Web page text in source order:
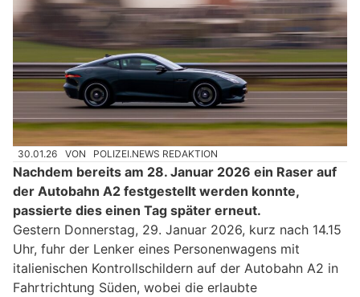
30.01.26 VON POLIZEI.NEWS REDAKTION
Nachdem bereits am 28. Januar 2026 ein Raser auf
der Autobahn A2 festgestellt werden konnte,
passierte dies einen Tag später erneut.
Gestern Donnerstag, 29. Januar 2026, kurz nach 14.15
Uhr, fuhr der Lenker eines Personenwagens mit
italienischen Kontrollschildern auf der Autobahn A2 in
Fahrtrichtung Süden, wobei die erlaubte